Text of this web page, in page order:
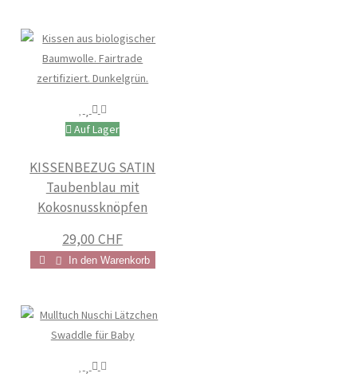
Auf Lager
KISSENBEZUG SATIN
Taubenblau mit
Kokosnussknöpfen
29,00 CHF
In den Warenkorb